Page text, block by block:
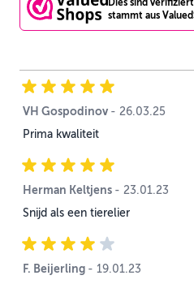
stammt aus
VH Gospodinov - 26. März 2025
26.03.25
Prima kwaliteit
Herman Keltjens - 23. Januar
23.01.23
Snijd als een tierelier
F. Beijerling - 19. Januar 2023
19.01.23